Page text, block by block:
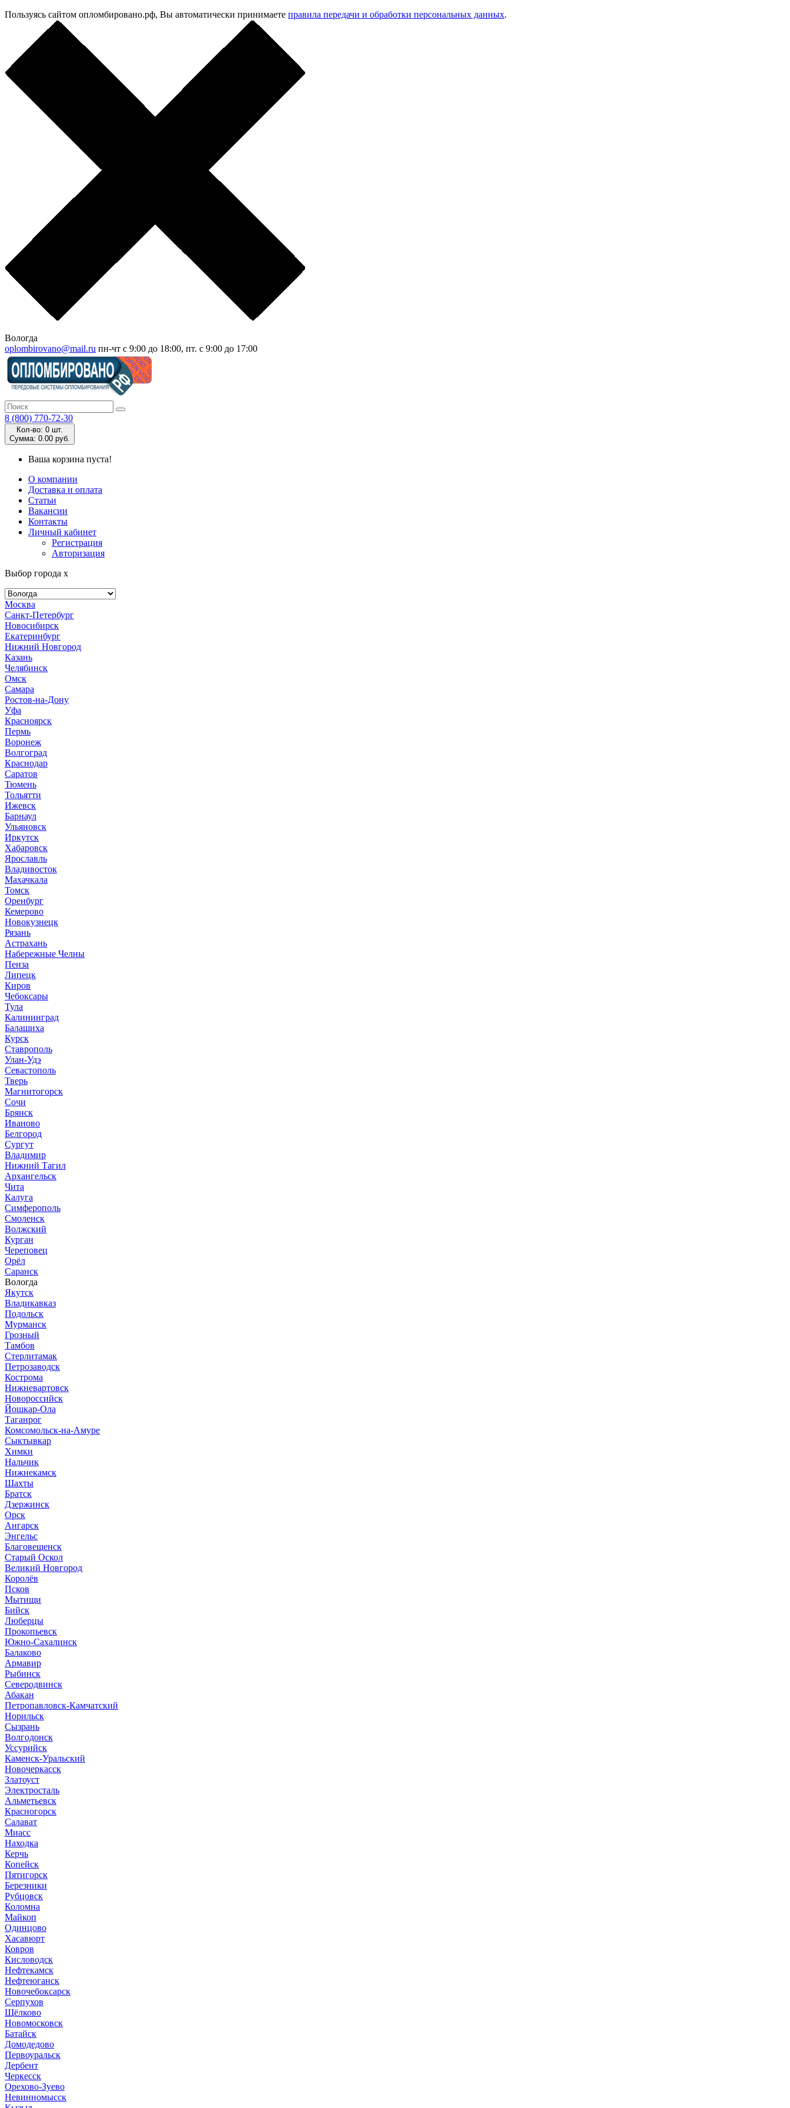
Пользуясь сайтом опломбировано.рф, Вы автоматически принимаете правила передачи и обработки персональных данных.
Вологда
oplombirovano@mail.ru пн-чт с 9:00 до 18:00, пт. с 9:00 до 17:00
8 (800) 770-72-30
Кол-во: 0 шт.
Cумма: 0.00 руб.
Ваша корзина пуста!
О компании
Доставка и оплата
Статьи
Вакансии
Контакты
Личный кабинет
Регистрация
Авторизация
Выбор города x
Москва
Санкт-Петербург
Новосибирск
Екатеринбург
Нижний Новгород
Казань
Челябинск
Омск
Самара
Ростов-на-Дону
Уфа
Красноярск
Пермь
Воронеж
Волгоград
Краснодар
Саратов
Тюмень
Тольятти
Ижевск
Барнаул
Ульяновск
Иркутск
Хабаровск
Ярославль
Владивосток
Махачкала
Томск
Оренбург
Кемерово
Новокузнецк
Рязань
Астрахань
Набережные Челны
Пенза
Липецк
Киров
Чебоксары
Тула
Калининград
Балашиха
Курск
Ставрополь
Улан-Удэ
Севастополь
Тверь
Магнитогорск
Сочи
Брянск
Иваново
Белгород
Сургут
Владимир
Нижний Тагил
Архангельск
Чита
Калуга
Симферополь
Смоленск
Волжский
Курган
Череповец
Орёл
Саранск
Вологда
Якутск
Владикавказ
Подольск
Мурманск
Грозный
Тамбов
Стерлитамак
Петрозаводск
Кострома
Нижневартовск
Новороссийск
Йошкар-Ола
Таганрог
Комсомольск-на-Амуре
Сыктывкар
Химки
Нальчик
Нижнекамск
Шахты
Братск
Дзержинск
Орск
Ангарск
Энгельс
Благовещенск
Старый Оскол
Великий Новгород
Королёв
Псков
Мытищи
Бийск
Люберцы
Прокопьевск
Южно-Сахалинск
Балаково
Армавир
Рыбинск
Северодвинск
Абакан
Петропавловск-Камчатский
Норильск
Сызрань
Волгодонск
Уссурийск
Каменск-Уральский
Новочеркасск
Златоуст
Электросталь
Альметьевск
Красногорск
Салават
Миасс
Находка
Керчь
Копейск
Пятигорск
Березники
Рубцовск
Коломна
Майкоп
Одинцово
Хасавюрт
Ковров
Кисловодск
Нефтекамск
Нефтеюганск
Новочебоксарск
Серпухов
Щёлково
Новомосковск
Батайск
Домодедово
Первоуральск
Дербент
Черкесск
Орехово-Зуево
Невинномысск